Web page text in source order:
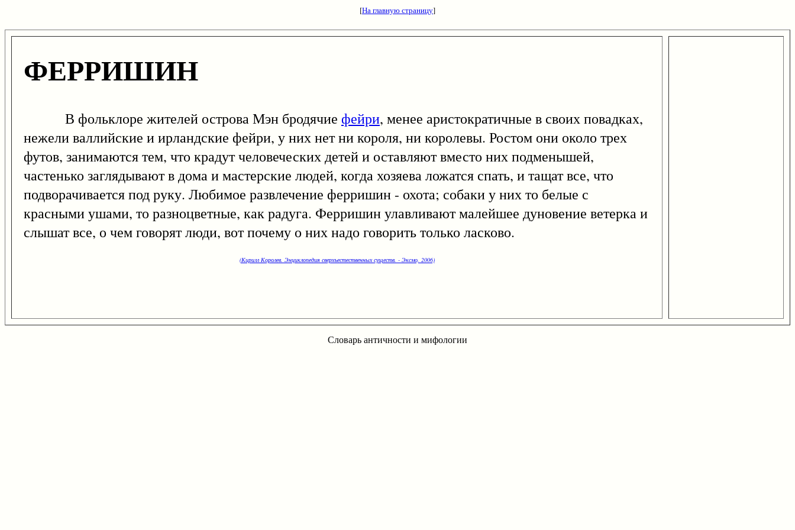
[На главную страницу]
ФЕРРИШИН
В фольклоре жителей острова Мэн бродячие фейри, менее аристократичные в своих повадках,
нежели валлийские и ирландские фейри, у них нет ни короля, ни королевы. Ростом они около трех
футов, занимаются тем, что крадут человеческих детей и оставляют вместо них подменышей,
частенько заглядывают в дома и мастерские людей, когда хозяева ложатся спать, и тащат все, что
подворачивается под руку. Любимое развлечение ферришин - охота; собаки у них то белые с
красными ушами, то разноцветные, как радуга. Ферришин улавливают малейшее дуновение ветерка и
слышат все, о чем говорят люди, вот почему о них надо говорить только ласково.
(Кирилл Королев. Энциклопедия сверхъестественных существ. - Эксмо, 2006)
Словарь античности и мифологии